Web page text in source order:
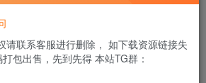
付费后查看
300 限时特惠
请联系客服进行删除， 如下载资源链接失
包出售，先到先得 本站TG群：